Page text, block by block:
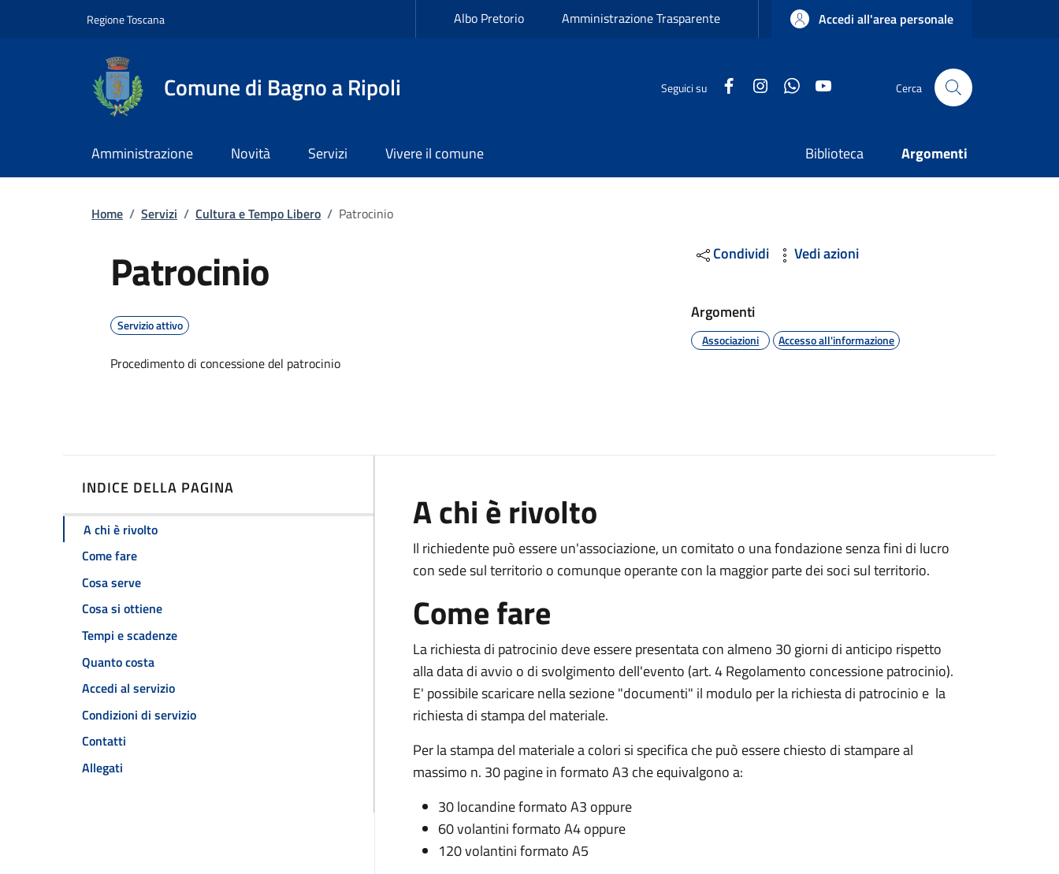
Regione ToscanaSlim top Albo Pretorio Amministrazione Trasparente Accedi all'area personale
Comune di Bagno a Ripoli Seguici su FacebookInstagramWhatsApp Cerca
Amministrazione Novità Servizi Vivere il comune Biblioteca Argomenti
Briciole di pane
Home / Servizi / Cultura e Tempo Libero / Patrocinio
Patrocinio
Servizio attivo
Dettagli
Procedimento di concessione del patrocinio
Condividi Vedi azioni
Argomenti
Associazioni Accesso all'informazione
INDICE DELLA PAGINA
A chi è rivolto
Come fare
Cosa serve
Cosa si ottiene
Tempi e scadenze
Quanto costa
Accedi al servizio
Condizioni di servizio
Contatti
Allegati
A chi è rivolto
Il richiedente può essere un'associazione, un comitato o una fondazione senza fini di lucro
con sede sul territorio o comunque operante con la maggior parte dei soci sul territorio.
Come fare
La richiesta di patrocinio deve essere presentata con almeno 30 giorni di anticipo rispetto
alla data di avvio o di svolgimento dell'evento (art. 4 Regolamento concessione patrocinio).
E' possibile scaricare nella sezione "documenti" il modulo per la richiesta di patrocinio e la
richiesta di stampa del materiale.
Per la stampa del materiale a colori si specifica che può essere chiesto di stampare al
massimo n. 30 pagine in formato A3 che equivalgono a:
30 locandine formato A3 oppure
60 volantini formato A4 oppure
120 volantini formato A5